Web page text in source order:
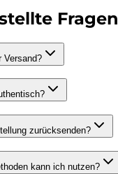
Fragen
Versand?
zurücksenden?
kann ich nutzen?